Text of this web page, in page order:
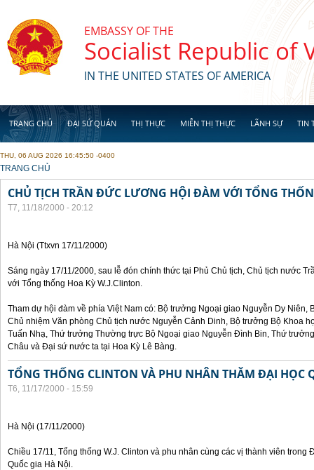
EMBASSY OF THE
Socialist Republic of
IN THE UNITED STATES OF AMERICA
TRANG CHỦ ĐẠI SỨ QUÁN THỊ THỰC MIỄN THỊ THỰC LÃNH SỰ TIN
THU, 06 AUG 2026 16:45:50 -0400
YOU ARE HERE
TRANG CHỦ
CHỦ TỊCH TRẦN ĐỨC LƯƠNG HỘI ĐÀM VỚI TỔNG
T7, 11/18/2000 - 20:12
Hà Nội (Ttxvn 17/11/2000)
Sáng ngày 17/11/2000, sau lễ đón chính thức tại Phủ Chủ tịch, Chủ tịch nước
với Tổng thống Hoa Kỳ W.J.Clinton.
Tham dự hội đàm về phía Việt Nam có: Bộ trưởng Ngoại giao Nguyễn Dy Niên,
Chủ nhiệm Văn phòng Chủ tịch nước Nguyễn Cảnh Dinh, Bộ trưởng Bộ Khoa
Tuấn Nhạ, Thứ trưởng Thường trực Bộ Ngoại giao Nguyễn Đình Bin, Thứ
Châu và Đại sứ nước ta tại Hoa Kỳ Lê Bàng.
TỔNG THỐNG CLINTON VÀ PHU NHÂN THĂM ĐẠI HỌC
T6, 11/17/2000 - 15:59
Hà Nội (17/11/2000)
Chiều 17/11, Tổng thống W.J. Clinton và phu nhân cùng các vị thành viên
Quốc gia Hà Nội.